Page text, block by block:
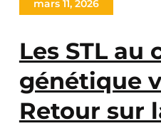
mars 11, 2026
Les STL
génétique
Retour sur